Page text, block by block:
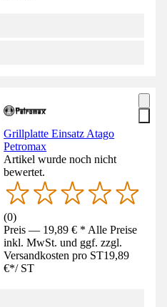
Grillplatte Einsatz Atago
Petromax
Artikel wurde noch nicht
bewertet.
(0)
Preis — 19,89 € * Alle Preise
inkl. MwSt. und ggf. zzgl.
Versandkosten pro ST19,89
€*/ ST